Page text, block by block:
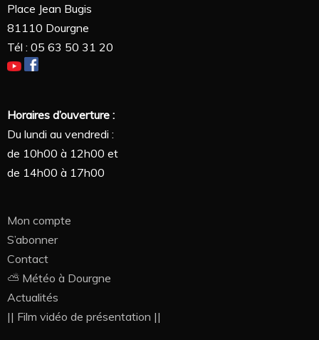
Place Jean Bugis
81110 Dourgne
Tél : 05 63 50 31 20
Horaires d’ouverture :
Du lundi au vendredi :
de 10h00 à 12h00 et
de 14h00 à 17h00
Mon compte
S’abonner
Contact
⛅ Météo à Dourgne
Actualités
|| Film vidéo de présentation ||